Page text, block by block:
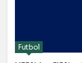
Futbol